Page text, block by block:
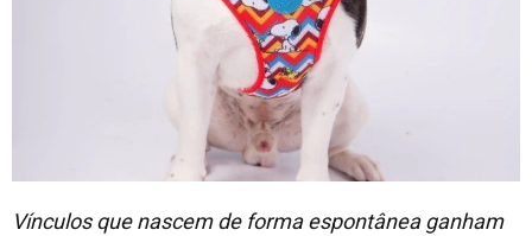
Vínculos que nascem de forma espontânea ganham